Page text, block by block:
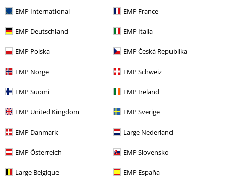
EMP International EMP France
EMP Deutschland EMP Italia
EMP Polska EMP Česká Republika
EMP Norge EMP Schweiz
EMP Suomi EMP Ireland
EMP United Kingdom EMP Sverige
EMP Danmark Large Nederland
EMP Österreich EMP Slovensko
Large Belgique EMP España
Plus de catégories. Plus d'options.
Tops
Vêtements de marque Marques EMP T-Shirts & Tops
Vêtements de marque Marques EMP Femme
RED by EMP
E-Mail Newsletter